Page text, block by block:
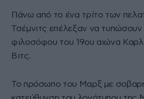
Πάνω από το ένα τρίτο των
Τσέμνιτς επέλεξαν να τυπώσουν
φιλοσόφου του 19ου αιώνα
Βιτς.
Το πρόσωπο του Μαρξ με σοβαρή